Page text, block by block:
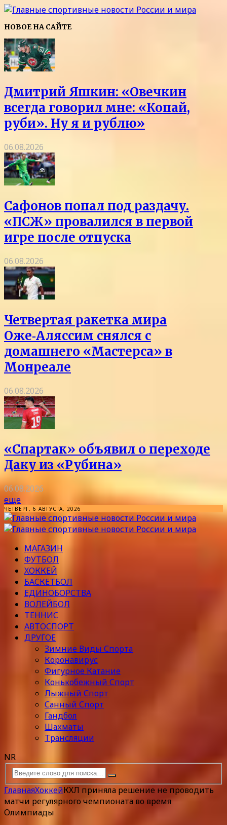
НОВОЕ НА САЙТЕ
Дмитрий Яшкин: «Овечкин
всегда говорил мне: «Копай,
руби». Ну я и рублю»
06.08.2026
Сафонов попал под раздачу.
«ПСЖ» провалился в первой
игре после отпуска
06.08.2026
Четвертая ракетка мира
Оже‑Аляссим снялся с
домашнего «Мастерса» в
Монреале
06.08.2026
«Спартак» объявил о переходе
Даку из «Рубина»
06.08.2026
еще
ЧЕТВЕРГ, 6 АВГУСТА, 2026
МАГАЗИН
ФУТБОЛ
ХОККЕЙ
БАСКЕТБОЛ
ЕДИНОБОРСТВА
ВОЛЕЙБОЛ
ТЕННИС
АВТОСПОРТ
ДРУГОЕ
Зимние Виды Спорта
Коронавирус
Фигурное Катание
Конькобежный Спорт
Лыжный Спорт
Санный Спорт
Гандбол
Шахматы
Трансляции
NR
ГлавнаяХоккейКХЛ приняла решение не проводить
матчи регулярного чемпионата во время
Олимпиады